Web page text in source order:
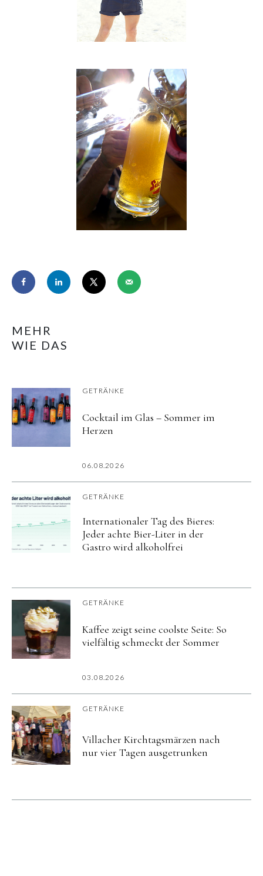
MEHR
WIE DAS
GETRÄNKE
Cocktail im Glas – Sommer im
Herzen
06.08.2026
GETRÄNKE
Internationaler Tag des Bieres:
Jeder achte Bier-Liter in der
Gastro wird alkoholfrei
GETRÄNKE
Kaffee zeigt seine coolste Seite: So
vielfältig schmeckt der Sommer
03.08.2026
GETRÄNKE
Villacher Kirchtagsmärzen nach
nur vier Tagen ausgetrunken